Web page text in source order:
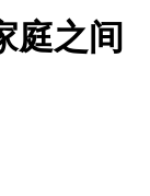
庭之间